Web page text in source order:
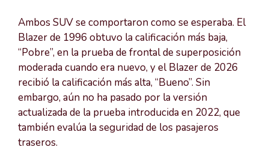
Ambos SUV se comportaron como se esperaba. El
Blazer de 1996 obtuvo la calificación más baja,
“Pobre”, en la prueba de frontal de superposición
moderada cuando era nuevo, y el Blazer de 2026
recibió la calificación más alta, “Bueno”. Sin
embargo, aún no ha pasado por la versión
actualizada de la prueba introducida en 2022, que
también evalúa la seguridad de los pasajeros
traseros.